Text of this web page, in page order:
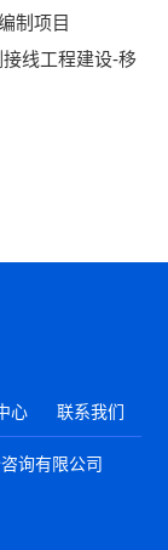
制项目
线工程建设-移
心 联系我们
询有限公司